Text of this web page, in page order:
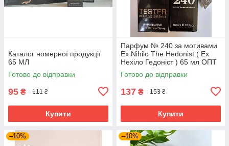
Каталог номерної продукції
65 МЛ
Готово до відправки
95 ₴ 111 ₴
Купити
Парфум № 240 за мотивами
Ex Nihilo The Hedonist ( Ех
Нехіло Гедоніст ) 65 мл ОПТ
Готово до відправки
137 ₴ 153 ₴
Купити
–10% –10%